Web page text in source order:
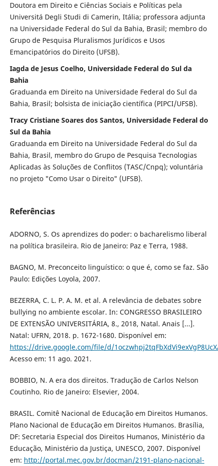
Doutora em Direito e Ciências Sociais e Políticas pela
Universitá Degli Studi di Camerin, Itália; professora adjunta
na Universidade Federal do Sul da Bahia, Brasil; membro do
Grupo de Pesquisa Pluralismos Jurídicos e Usos
Emancipatórios do Direito (UFSB).
Iagda de Jesus Coelho, Universidade Federal do Sul da
Bahia
Graduanda em Direito na Universidade Federal do Sul da
Bahia, Brasil; bolsista de iniciação científica (PIPCI/UFSB).
Tracy Cristiane Soares dos Santos, Universidade Federal do
Sul da Bahia
Graduanda em Direito na Universidade Federal do Sul da
Bahia, Brasil, membro do Grupo de Pesquisa Tecnologias
Aplicadas às Soluções de Conflitos (TASC/Cnpq); voluntária
no projeto "Como Usar o Direito" (UFSB).
Referências
ADORNO, S. Os aprendizes do poder: o bacharelismo liberal
na política brasileira. Rio de Janeiro: Paz e Terra, 1988.
BAGNO, M. Preconceito linguístico: o que é, como se faz. São
Paulo: Edições Loyola, 2007.
BEZERRA, C. L. P. A. M. et al. A relevância de debates sobre
bullying no ambiente escolar. In: CONGRESSO BRASILEIRO
DE EXTENSÃO UNIVERSITÁRIA, 8., 2018, Natal. Anais [...].
Natal: UFRN, 2018. p. 1672-1680. Disponível em:
https://drive.google.com/file/d/
Acesso em: 11 ago. 2021.
BOBBIO, N. A era dos direitos. Tradução de Carlos Nelson
Coutinho. Rio de Janeiro: Elsevier, 2004.
BRASIL. Comitê Nacional de Educação em Direitos Humanos.
Plano Nacional de Educação em Direitos Humanos. Brasília,
DF: Secretaria Especial dos Direitos Humanos, Ministério da
Educação, Ministério da Justiça, UNESCO, 2007. Disponível
em: http://portal.mec.gov.br/docman/2191-plano-nacional-